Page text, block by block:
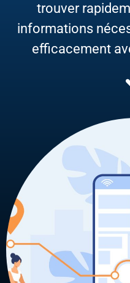
trouver
informations
efficacement